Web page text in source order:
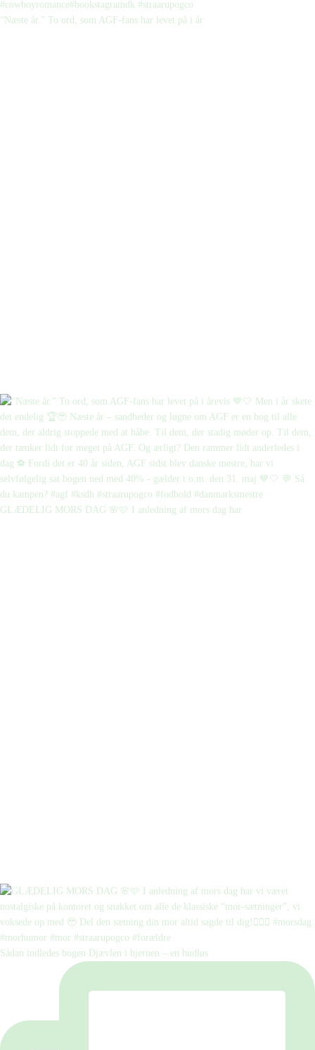
“Næste år.” To ord, som AGF-fans har levet på i år
GLÆDELIG MORS DAG 🌸🩷 I anledning af mors dag har
Sådan indledes bogen Djævlen i hjernen – en hudløs